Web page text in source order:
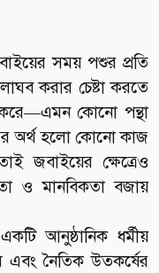
সময় পশুর প্রতি
করার চেষ্টা করতে
করে—এমন কোনো পন্থা
অর্থ হলো কোনো কাজ
জবাইয়ের ক্ষেত্রেও
ও মানবিকতা বজায়
আনুষ্ঠানিক ধর্মীয়
এবং নৈতিক উত্কর্ষের